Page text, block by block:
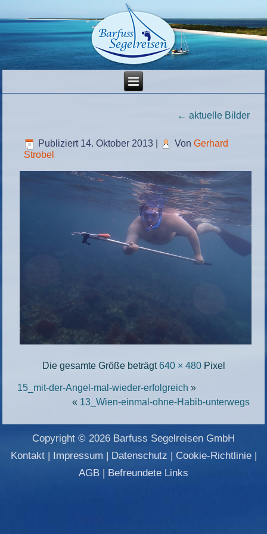
← aktuelle Bilder
Publiziert 14. Oktober 2013 Von Gerhard
Strobel
Die gesamte Größe beträgt640 × 480Pixel
15_mit-der-Angel-mal-wieder-erfolgreich »
« 13_Wien-einmal-ohne-Habib-unterwegs
Copyright © 2026 Barfuss Segelreisen GmbH
Kontakt| Impressum Datenschutz Cookie-Richtlinie|
AGB
Befreundete Links